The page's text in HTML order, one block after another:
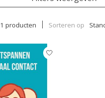
1 producten Sorteren op